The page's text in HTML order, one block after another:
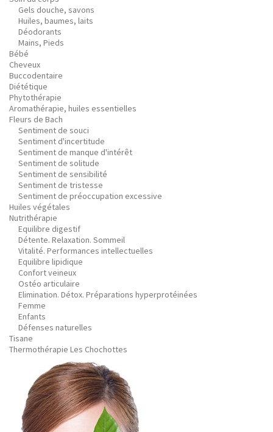
Gels douche, savons
Huiles, baumes, laits
Déodorants
Mains, Pieds
Bébé
Cheveux
Buccodentaire
Diététique
Phytothérapie
Aromathérapie, huiles essentielles
Fleurs de Bach
Sentiment de souci
Sentiment d'incertitude
Sentiment de manque d'intérêt
Sentiment de solitude
Sentiment de sensibilité
Sentiment de tristesse
Sentiment de préoccupation excessive
Huiles végétales
Nutrithérapie
Equilibre digestif
Détente. Relaxation. Sommeil
Vitalité. Performances intellectuelles
Equilibre lipidique
Confort veineux
Ostéo articulaire
Elimination. Détox. Préparations hyperprotéinées
Femme
Enfants
Défenses naturelles
Tisane
Thermothérapie Les Chochottes